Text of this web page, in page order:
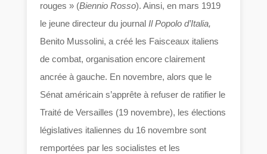
rouges » (Biennio Rosso). Ainsi, en mars 1919
le jeune directeur du journalIl Popolo d’Italia,
Benito Mussolini, a créé les Faisceaux italiens
de combat, organisation encore clairement
ancrée à gauche. En novembre, alors que le
Sénat américain s’apprête à refuser de ratifier le
Traité de Versailles (19 novembre), les élections
législatives italiennes du 16 novembre sont
remportées par les socialistes et les